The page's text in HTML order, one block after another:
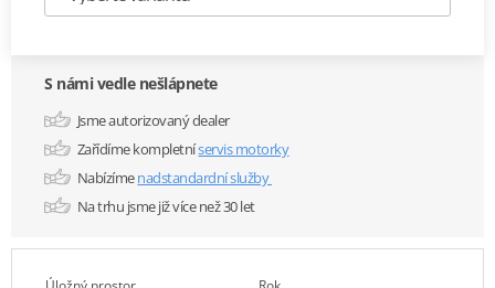
S námi vedle nešlápnete
Jsme autorizovaný dealer
Zařídíme kompletníservis motorky
Nabízímenadstandardní služby
Na trhu jsme již více než 30 let